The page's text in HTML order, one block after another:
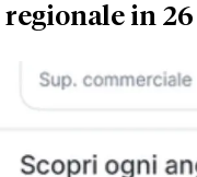
regionale in